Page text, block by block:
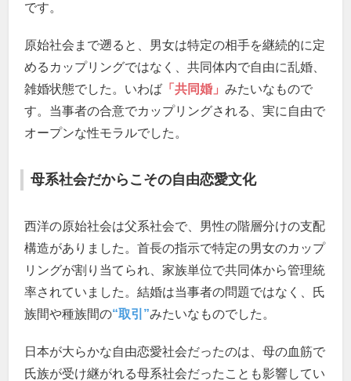
です。
原始社会まで遡ると、男女は特定の相手を継続的に定
めるカップリングではなく、共同体内で自由に乱婚、
雑婚状態でした。いわば 「共同婚」みたいなもので
す。当事者の合意でカップリングされる、実に自由で
オープンな性モラルでした。
母系社会だからこその自由恋愛文化
西洋の原始社会は父系社会で、男性の階層分けの支配
構造がありました。首長の指示で特定の男女のカップ
リングが割り当てられ、家族単位で共同体から管理統
率されていました。結婚は当事者の問題ではなく、氏
族間や種族間の“取引”みたいなものでした。
日本が大らかな自由恋愛社会だったのは、母の血筋で
氏族が受け継がれる母系社会だったことも影響してい